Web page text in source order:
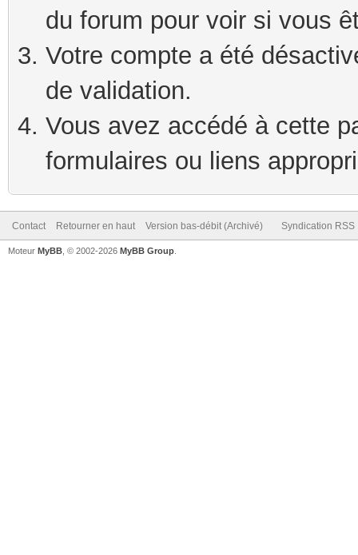
du forum pour voir si vous
Votre compte a été
de validation.
Vous avez accédé à cette
formulaires ou liens
Contact Retourner en haut Version bas-débit (Archivé) Syndication RSS
Moteur MyBB , © 2002-2026 MyBB Group